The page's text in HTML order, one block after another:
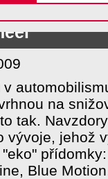
v
na
tak.
vývoje, jehož
Blue